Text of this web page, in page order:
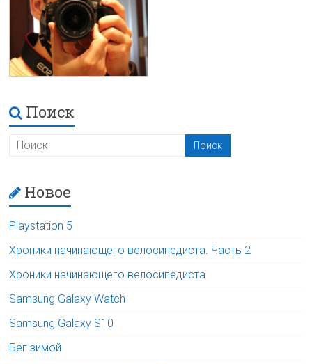
Поиск
Новое
Playstation 5
Хроники начинающего велосипедиста. Часть 2
Хроники начинающего велосипедиста
Samsung Galaxy Watch
Samsung Galaxy S10
Бег зимой